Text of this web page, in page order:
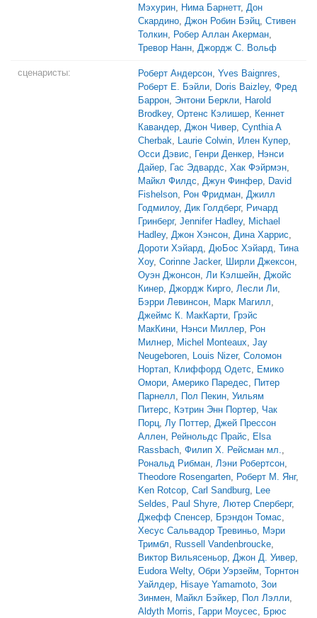
Мэхурин, Нима Барнетт, Дон
Скардино, Джон Робин Бэйц, Стивен
Толкин, Робер Аллан Акерман,
Тревор Нанн, Джордж С. Вольф
сценаристы: Роберт Андерсон, Yves Baignres,
Роберт Е. Бэйли, Doris Baizley, Фред
Баррон, Энтони Беркли, Harold
Brodkey, Ортенс Кэлишер, Кеннет
Кавандер, Джон Чивер, Cynthia A
Cherbak, Laurie Colwin, Илен Купер,
Осси Дэвис, Генри Денкер, Нэнси
Дайер, Гас Эдвардс, Хак Фэйрмэн,
Майкл Филдс, Джун Финфер, David
Fishelson, Рон Фридман, Джилл
Годмилоу, Дик Голдберг, Ричард
Гринберг, Jennifer Hadley, Michael
Hadley, Джон Хэнсон, Дина Харрис,
Дороти Хэйард, ДюБос Хэйард, Тина
Хоу, Corinne Jacker, Ширли Джексон,
Оуэн Джонсон, Ли Кэлшейн, Джойс
Кинер, Джордж Кирго, Лесли Ли,
Бэрри Левинсон, Марк Магилл,
Джеймс К. МакКарти, Грэйс
МакКини, Нэнси Миллер, Рон
Милнер, Michel Monteaux, Jay
Neugeboren, Louis Nizer, Соломон
Нортап, Клиффорд Одетс, Емико
Омори, Америко Паредес, Питер
Парнелл, Пол Пекин, Уильям
Питерс, Кэтрин Энн Портер, Чак
Порц, Лу Поттер, Джей Прессон
Аллен, Рейнольдс Прайс, Elsa
Rassbach, Филип Х. Рейсман мл.,
Рональд Рибман, Лэни Робертсон,
Theodore Rosengarten, Роберт М. Янг,
Ken Rotcop, Carl Sandburg, Lee
Seldes, Paul Shyre, Лютер Сперберг,
Джефф Спенсер, Брэндон Томас,
Хесус Сальвадор Тревиньо, Мэри
Тримбл, Russell Vandenbroucke,
Виктор Вильясеньор, Джон Д. Уивер,
Eudora Welty, Обри Уэрзейм, Торнтон
Уайлдер, Hisaye Yamamoto, Зои
Зинмен, Майкл Бэйкер, Пол Лэлли,
Aldyth Morris, Гарри Моусес, Брюс